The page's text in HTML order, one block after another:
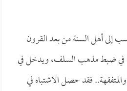
إلى أهل السنة من بعد القرون
في ضبط مذهب السلف، ويدخل في
فقد حصل الاشتباه في